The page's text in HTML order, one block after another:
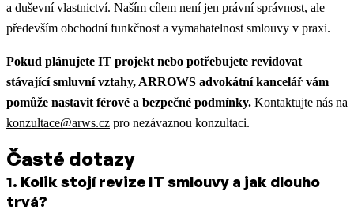
a duševní vlastnictví. Naším cílem není jen právní správnost, ale
především obchodní funkčnost a vymahatelnost smlouvy v praxi.
Pokud plánujete IT projekt nebo potřebujete revidovat
stávající smluvní vztahy, ARROWS advokátní kancelář vám
pomůže nastavit férové a bezpečné podmínky. Kontaktujte nás na
konzultace@arws.cz pro nezávaznou konzultaci.
Časté dotazy
1. Kolik stojí revize IT smlouvy a jak dlouho
trvá?